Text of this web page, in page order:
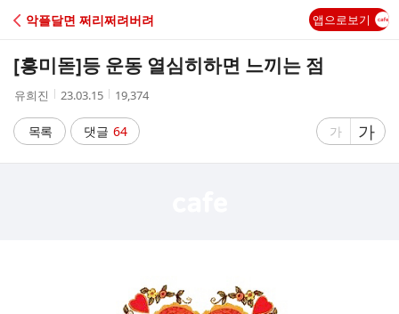
C
A
악플달면 쩌리쩌려버려 앱으로보기
[흥미돋]등 운동 열심히하면 느끼는 점
작
자
유희진
작
시
간
23.03.15
조
수
19,374
목록 댓글 64
글
가
글
자
가